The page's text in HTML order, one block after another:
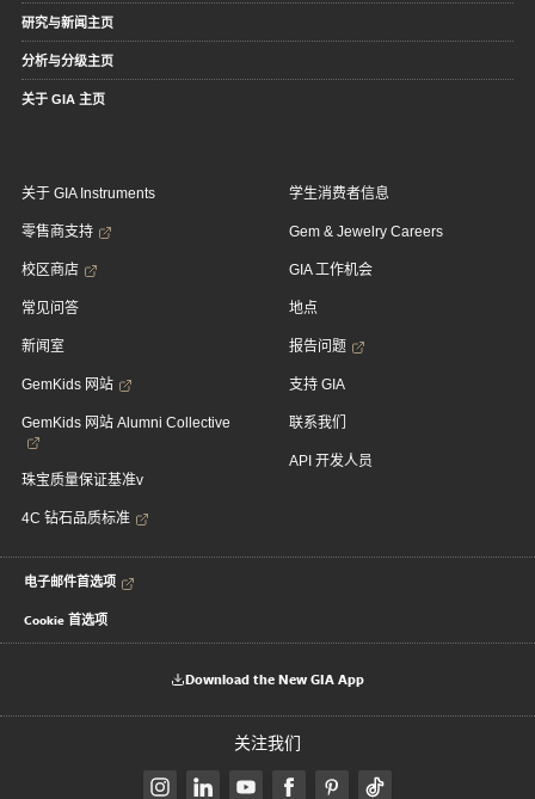
研究与新闻主页
分析与分级主页
关于 GIA 主页
关于 GIA Instruments
零售商支持
校区商店
常见问答
新闻室
GemKids 网站
GemKids 网站 Alumni Collective
珠宝质量保证基准v
4C 钻石品质标准
学生消费者信息
Gem & Jewelry Careers
GIA 工作机会
地点
报告问题
支持 GIA
联系我们
API 开发人员
电子邮件首选项
Cookie 首选项
Download the New GIA App
关注我们